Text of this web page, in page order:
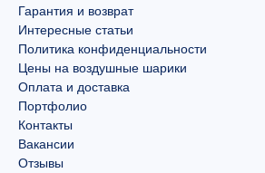
Гарантия и возврат
Интересные статьи
Политика конфиденциальности
Цены на воздушные шарики
Оплата и доставка
Портфолио
Контакты
Вакансии
Отзывы